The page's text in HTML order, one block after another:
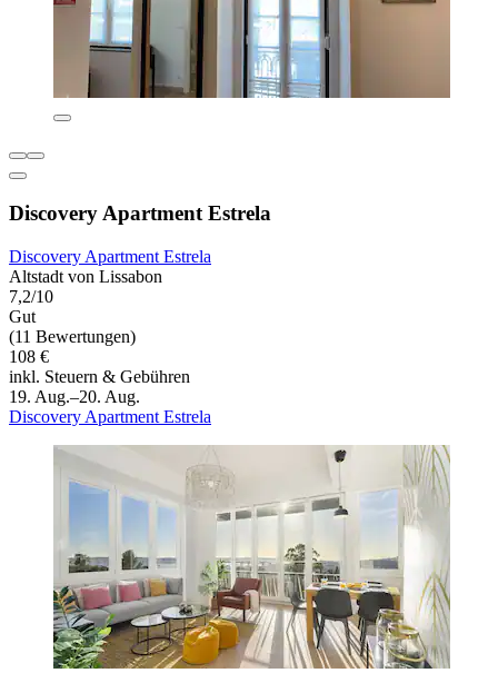
Discovery Apartment Estrela
Discovery Apartment Estrela
Altstadt von Lissabon
7,2/10
Gut
(11 Bewertungen)
108 €
inkl. Steuern & Gebühren
19. Aug.–20. Aug.
Discovery Apartment Estrela